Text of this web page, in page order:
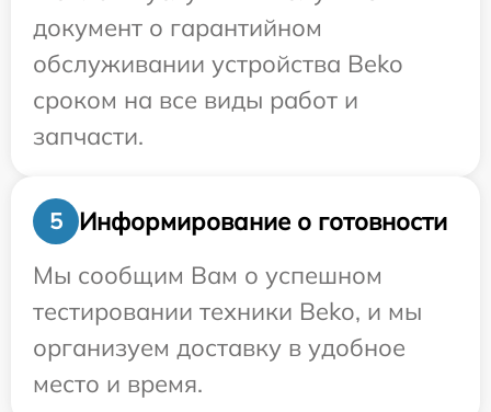
документ о гарантийном
обслуживании устройства Beko
сроком на все виды работ и
запчасти.
5
Информирование о готовности
Мы сообщим Вам о успешном
тестировании техники Beko, и мы
организуем доставку в удобное
место и время.